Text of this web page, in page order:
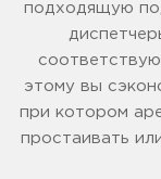
подходящую
этому вы
при котором
простаивать